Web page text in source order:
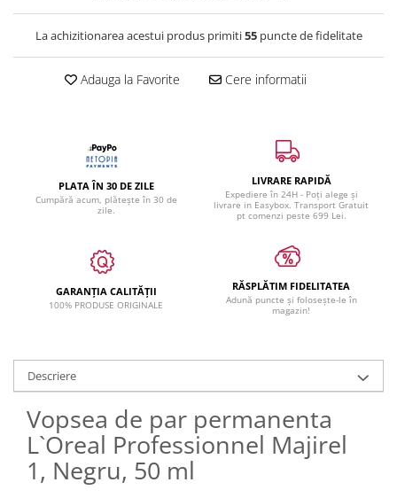
La achizitionarea acestui produs primiti55puncte de fidelitate
Adauga la Favorite Cere informatii
PLATA ÎN 30 DE ZILE
Cumpără acum, plătește în 30 de
zile.
LIVRARE RAPIDĂ
Expediere în 24H - Poți alege și
livrare in Easybox. Transport Gratuit
pt comenzi peste 699 Lei.
GARANȚIA CALITĂȚII
100% PRODUSE ORIGINALE
RĂSPLĂTIM FIDELITATEA
Adună puncte și folosește-le în
magazin!
Descriere
Vopsea de par permanenta
L`Oreal Professionnel Majirel
1, Negru, 50 ml